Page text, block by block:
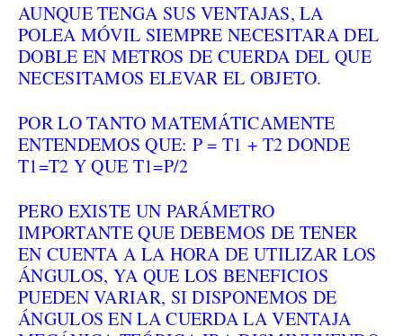
AUNQUE TENGA SUS VENTAJAS, LA
POLEA MÓVIL SIEMPRE NECESITARA DEL
DOBLE EN METROS DE CUERDA DEL QUE
NECESITAMOS ELEVAR EL OBJETO.
POR LO TANTO MATEMÁTICAMENTE
ENTENDEMOS QUE: P = T1 + T2 DONDE
T1=T2 Y QUE T1=P/2
PERO EXISTE UN PARÁMETRO
IMPORTANTE QUE DEBEMOS DE TENER
EN CUENTA A LA HORA DE UTILIZAR LOS
ÁNGULOS, YA QUE LOS BENEFICIOS
PUEDEN VARIAR, SI DISPONEMOS DE
ÁNGULOS EN LA CUERDA LA VENTAJA